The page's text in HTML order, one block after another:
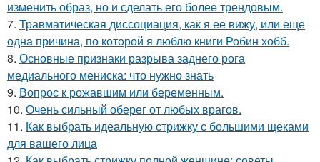
изменить образ, но и сделать его более трендовым.
7. Травматическая диссоциация, как я ее вижу, или еще
одна причина, по которой я люблю книги Робин хобб.
8. Основные признаки разрыва заднего рога
медиального мениска: что нужно знать
9. Вопрос к рожавшим или беременным.
10. Очень сильный оберег от любых врагов.
11. Как выбрать идеальную стрижку с большими щеками
для вашего лица